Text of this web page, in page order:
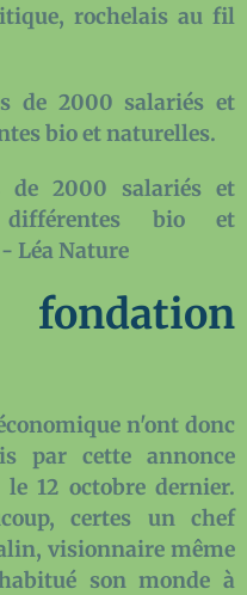
rochelais au fil
de 2000 salariés et
bio et
Léa Nature
n'ont donc
par cette annonce
12 octobre dernier.
certes un chef
visionnaire même
son monde à